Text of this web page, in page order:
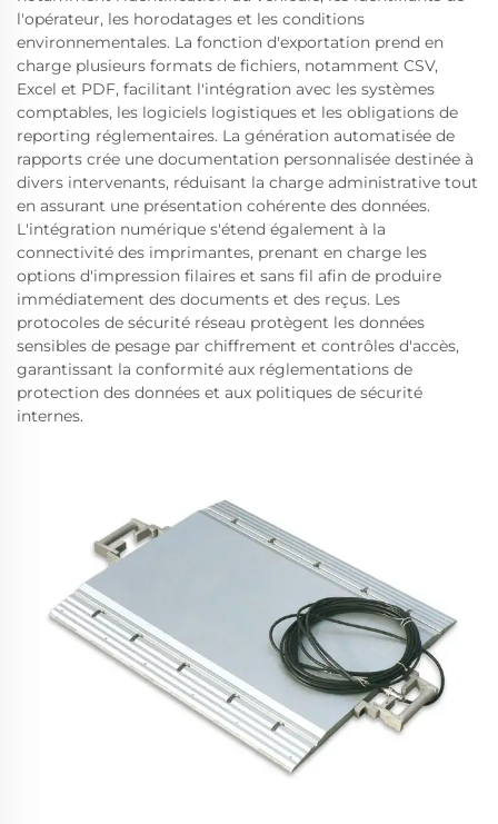
l'opérateur, les horodatages et les conditions
environnementales. La fonction d'exportation prend en
charge plusieurs formats de fichiers, notamment CSV,
Excel et PDF, facilitant l'intégration avec les systèmes
comptables, les logiciels logistiques et les obligations de
reporting réglementaires. La génération automatisée de
rapports crée une documentation personnalisée destinée à
divers intervenants, réduisant la charge administrative tout
en assurant une présentation cohérente des données.
L'intégration numérique s'étend également à la
connectivité des imprimantes, prenant en charge les
options d'impression filaires et sans fil afin de produire
immédiatement des documents et des reçus. Les
protocoles de sécurité réseau protègent les données
sensibles de pesage par chiffrement et contrôles d'accès,
garantissant la conformité aux réglementations de
protection des données et aux politiques de sécurité
internes.